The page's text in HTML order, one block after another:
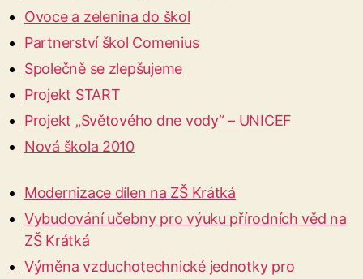
Ovoce a zelenina do škol
Partnerství škol Comenius
Společně se zlepšujeme
Projekt START
Projekt „Světového dne vody“ – UNICEF
Nová škola 2010
Modernizace dílen na ZŠ Krátká
Vybudování učebny pro výuku přírodních věd na
ZŠ Krátká
Výměna vzduchotechnické jednotky pro